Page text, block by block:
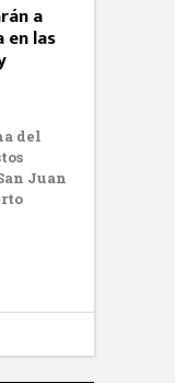
a
las
del
Juan